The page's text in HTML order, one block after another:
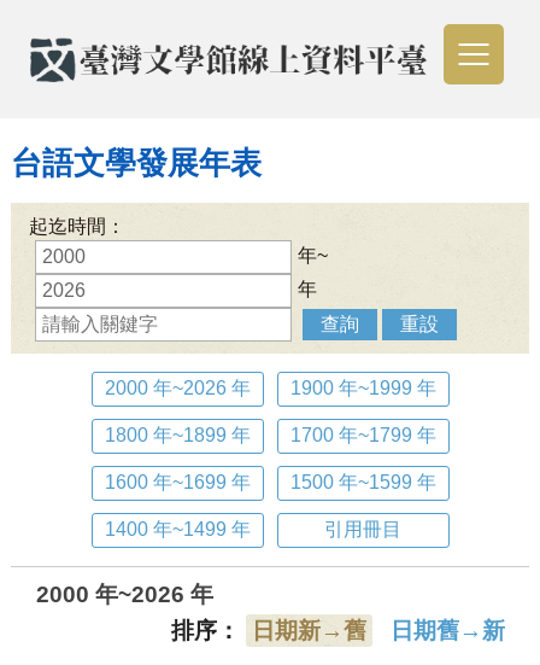
台語文學發展年表
起迄時間：
年~
年
查詢
重設
2000 年~2026 年 1900 年~1999 年
1800 年~1899 年 1700 年~1799 年
1600 年~1699 年 1500 年~1599 年
1400 年~1499 年 引用冊目
2000 年~2026 年
排序：
日期新→舊 日期舊→新